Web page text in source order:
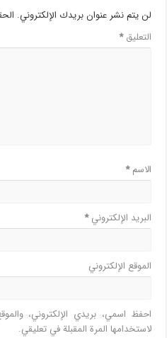
لن يتم نشر عنوان بريدك الإلكتروني.
التعليق*
الاسم*
البريد الإلكتروني*
الموقع الإلكتروني
احفظ اسمي، بريدي الإلكتروني،
لاستخدامها المرة المقبلة في تعليقي.